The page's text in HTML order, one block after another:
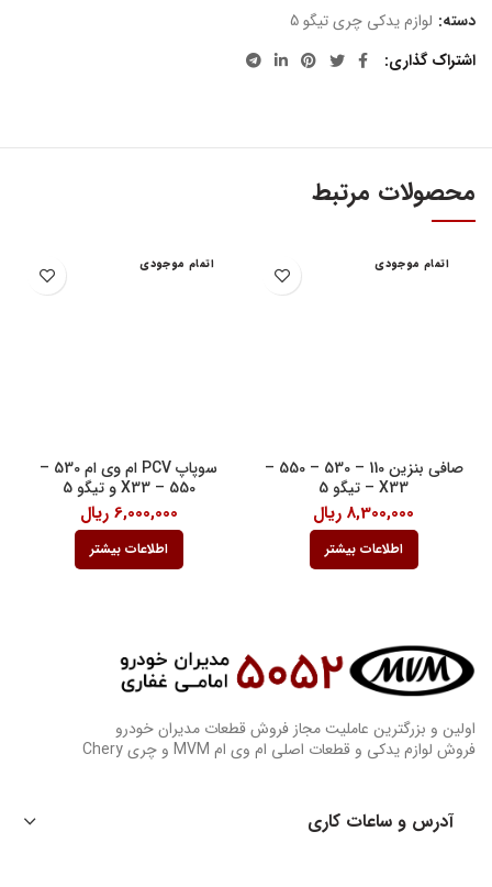
دسته: لوازم یدکی چری تیگو 5
اشتراک گذاری
محصولات مرتبط
اتمام موجودی
صافی بنزین 110 – 530 – 550 –
X33 – تیگو 5
8,300,000 ریال
اطلاعات بیشتر
اتمام موجودی
سوپاپ PCV ام وی ام 530 –
550 – X33 و تیگو 5
6,000,000 ریال
اطلاعات بیشتر
اولین و بزرگترین عاملیت مجاز فروش قطعات مدیران خودرو
فروش لوازم یدکی و قطعات اصلی ام وی ام MVM و چری Chery
آدرس و ساعات کاری